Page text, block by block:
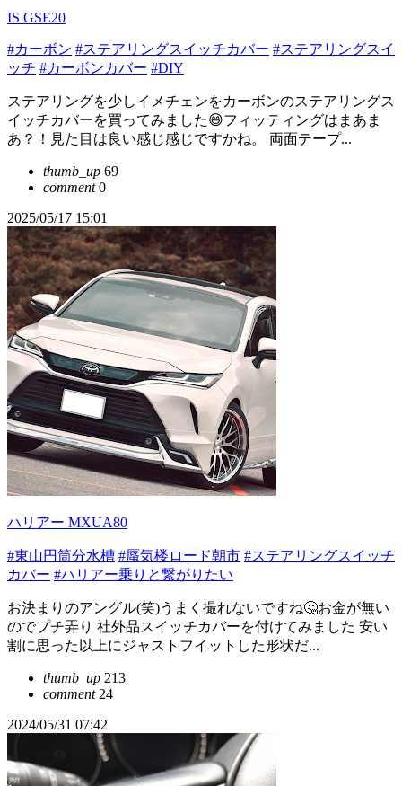
IS GSE20
#カーボン #ステアリングスイッチカバー #ステアリングスイ
ッチ #カーボンカバー #DIY
ステアリングを少しイメチェンをカーボンのステアリングス
イッチカバーを買ってみました😄フィッティングはまあま
あ？！見た目は良い感じ感じですかね。 両面テープ...
thumb_up 69
comment0
2025/05/17 15:01
ハリアー MXUA80
#東山円筒分水槽 #蜃気楼ロード朝市 #ステアリングスイッチ
カバー #ハリアー乗りと繋がりたい
お決まりのアングル(笑)うまく撮れないですね🤔お金が無い
のでプチ弄り 社外品スイッチカバーを付けてみました 安い
割に思った以上にジャストフイットした形状だ...
thumb_up 213
comment24
2024/05/31 07:42